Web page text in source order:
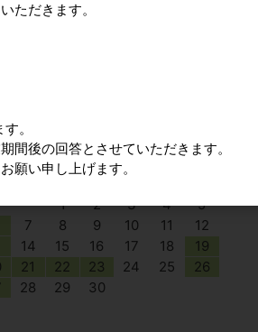
画材バッグ
2026年9月
1
2 3 4
5
7 8 9 10 11
12
14 15 16 17 18
19
21 22 23 24 25
26
28 29 30
ただきます。
。
間後の回答とさせていただきます。
願い申し上げます。